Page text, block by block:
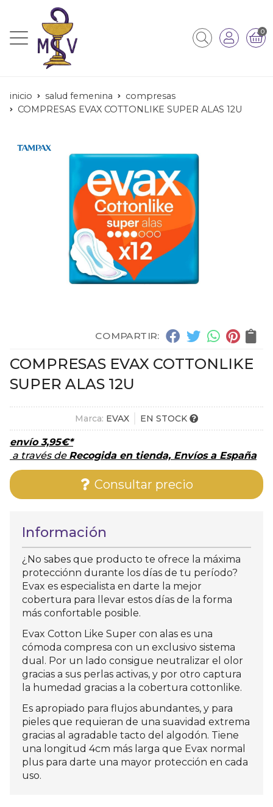
0
inicio salud femenina
compresas
COMPRESAS EVAX COTTONLIKE SUPER ALAS 12U
COMPARTIR:
COMPRESAS EVAX COTTONLIKE
SUPER ALAS 12U
Marca: EVAX EN STOCK
envío3,95€*
a través de Recogida en tienda, Envíos a España
Consultar precio
Información
¿No sabes que producto te ofrece la máxima
protecciónn durante los días de tu período?
Evax es especialista en darte la mejor
cobertura para llevar estos días de la forma
más confortable posible.
Evax Cotton Like Super con alas es una
cómoda compresa con un exclusivo sistema
dual. Por un lado consigue neutralizar el olor
gracias a sus perlas activas, y por otro captura
la humedad gracias a la cobertura cottonlike.
Es apropiado para flujos abundantes, y para
pieles que requieran de una suavidad extrema
gracias al agradable tacto del algodón. Tiene
una longitud 4cm más larga que Evax normal
plus para darte una mayor protección en cada
uso.